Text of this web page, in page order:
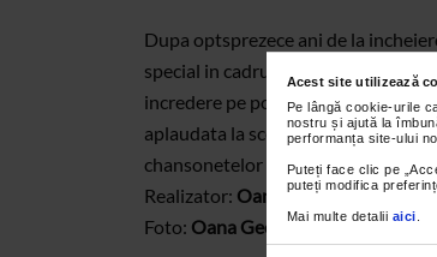
Acest site utilizează
Pe lângă cookie-urile
nostru și ajută la
performanța site-ului
Puteți face clic pe
puteți modifica
Mai multe detalii aici
Dupa optsprezece ani de la
special in cadrul prezentarii colectiei
incredere pe podium, la fel de
aplaudata la scena deschisa.
chansonetelor interpretate live de
Realizator: Oana Georgescu
Foto: Oana Georgescu